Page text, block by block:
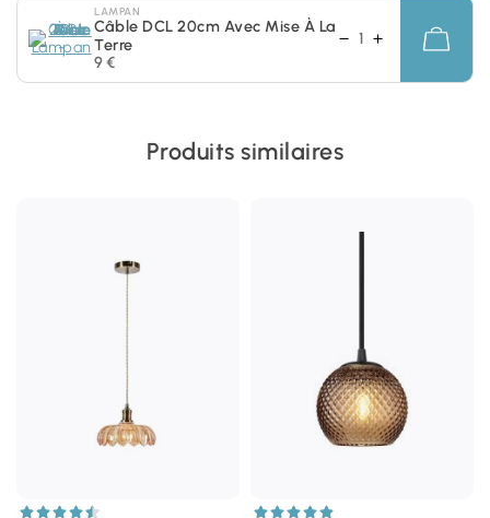
LAMPAN
Câble DCL 20cm Avec Mise À La
Terre
9 €
Produits similaires